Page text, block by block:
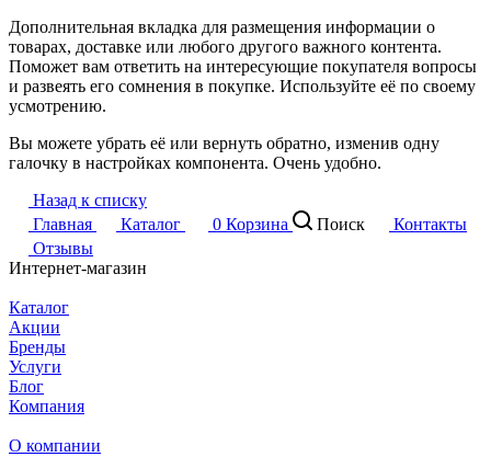
Дополнительная вкладка для размещения информации о
товарах, доставке или любого другого важного контента.
Поможет вам ответить на интересующие покупателя вопросы
и развеять его сомнения в покупке. Используйте её по своему
усмотрению.
Вы можете убрать её или вернуть обратно, изменив одну
галочку в настройках компонента. Очень удобно.
Назад к списку
Главная
Каталог 0 Корзина Поиск
Контакты
Отзывы
Интернет-магазин
Каталог
Акции
Бренды
Услуги
Блог
Компания
О компании